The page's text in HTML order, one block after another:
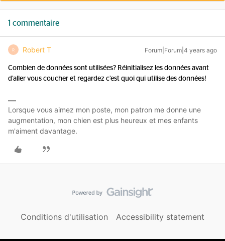
1 commentaire
R Robert T Forum|Forum|4 years ago
Combien de données sont utilisées? Réinitialisez les données avant
d’aller vous coucher et regardez c’est quoi qui utilise des données!
Lorsque vous aimez mon poste, mon patron me donne une
augmentation, mon chien est plus heureux et mes enfants
m'aiment davantage.
Conditions d'utilisation Accessibility statement